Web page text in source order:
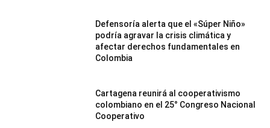
Defensoría alerta que el «Súper Niño»
podría agravar la crisis climática y
afectar derechos fundamentales en
Colombia
Cartagena reunirá al cooperativismo
colombiano en el 25° Congreso Nacional
Cooperativo